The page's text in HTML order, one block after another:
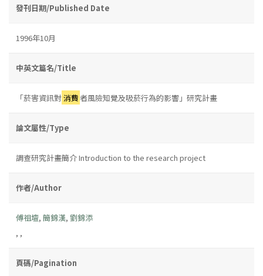
發刊日期/Published Date
1996年10月
中英文篇名/Title
「菸害資訊對 消費者風險知覺及吸菸行為的影響」研究計畫
論文屬性/Type
調查研究計畫簡介 Introduction to the research project
作者/Author
傅祖壇, 簡錦漢, 劉錦添
, ,
頁碼/Pagination